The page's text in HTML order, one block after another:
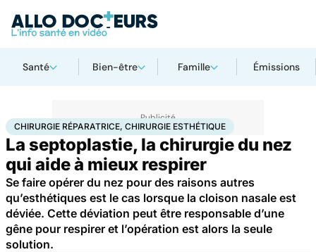
Santé Bien-être Famille Émissions
AccueilBien-êtreChirurgie réparatrice, chirurgie esthétique
CHIRURGIE RÉPARATRICE, CHIRURGIE ESTHÉTIQUE
La septoplastie, la chirurgie du nez
qui aide à mieux respirer
Se faire opérer du nez pour des raisons autres
qu’esthétiques est le cas lorsque la cloison nasale est
déviée. Cette déviation peut être responsable d’une
gêne pour respirer et l’opération est alors la seule
solution.